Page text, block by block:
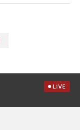
LIVE